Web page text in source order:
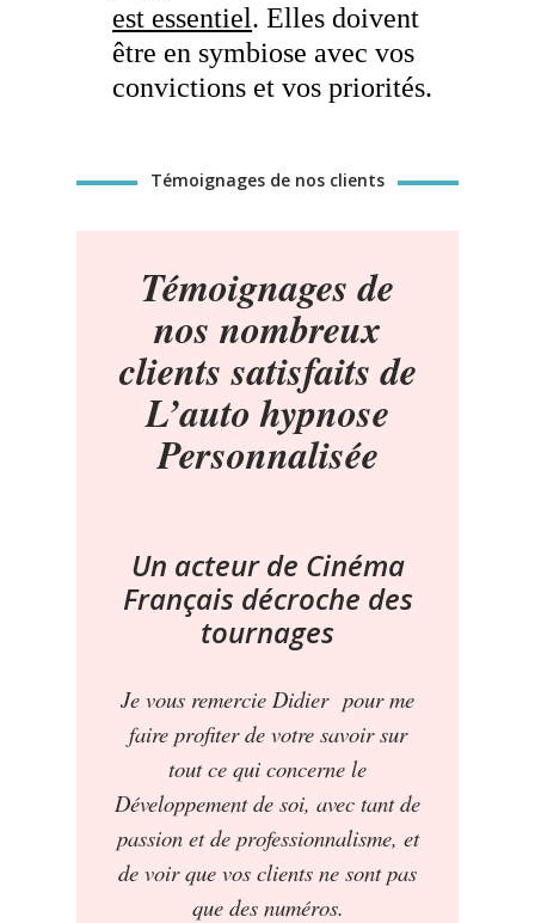
est essentiel. Elles doivent
être en symbiose avec vos
convictions et vos priorités.
Témoignages de nos clients
Témoignages de
nos nombreux
clients satisfaits de
L’auto hypnose
Personnalisée
Un acteur de Cinéma
Français décroche des
tournages
Je vous remercie Didier pour me
faire profiter de votre savoir sur
tout ce qui concerne le
Développement de soi, avec tant de
passion et de professionnalisme, et
de voir que vos clients ne sont pas
que des numéros.